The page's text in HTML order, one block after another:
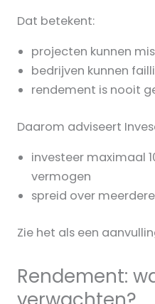
Dat betekent:
projecten kunnen
bedrijven kunnen
rendement is nooit
Daarom adviseert
investeer maximaal
vermogen
spreid over
Zie het als een
Rendement: